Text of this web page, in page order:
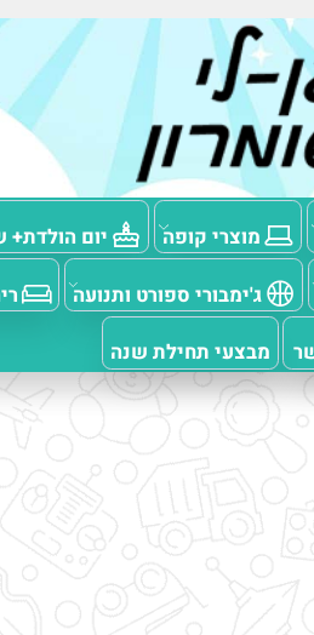
מוצרי קופה יום הולדת+
ג'ימבורי ספורט ותנועה
מבצעי תחילת שנה